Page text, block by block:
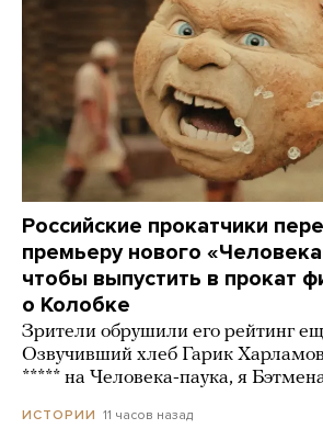
Российские прокатчики
премьеру нового
чтобы выпустить в прокат
о Колобке
Зрители обрушили его рейтинг
Озвучивший хлеб Гарик
***** на Человека-паука, я
ИСТОРИИ 11 часов назад